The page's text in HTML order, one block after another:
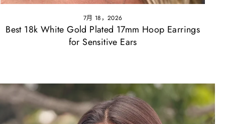
7月 18，2026
Best 18k White Gold Plated 17mm Hoop Earrings
for Sensitive Ears